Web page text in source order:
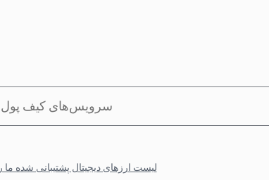
سرویس‌های کیف پول
لیست ارزهای دیجیتال پشتیبانی شده ما